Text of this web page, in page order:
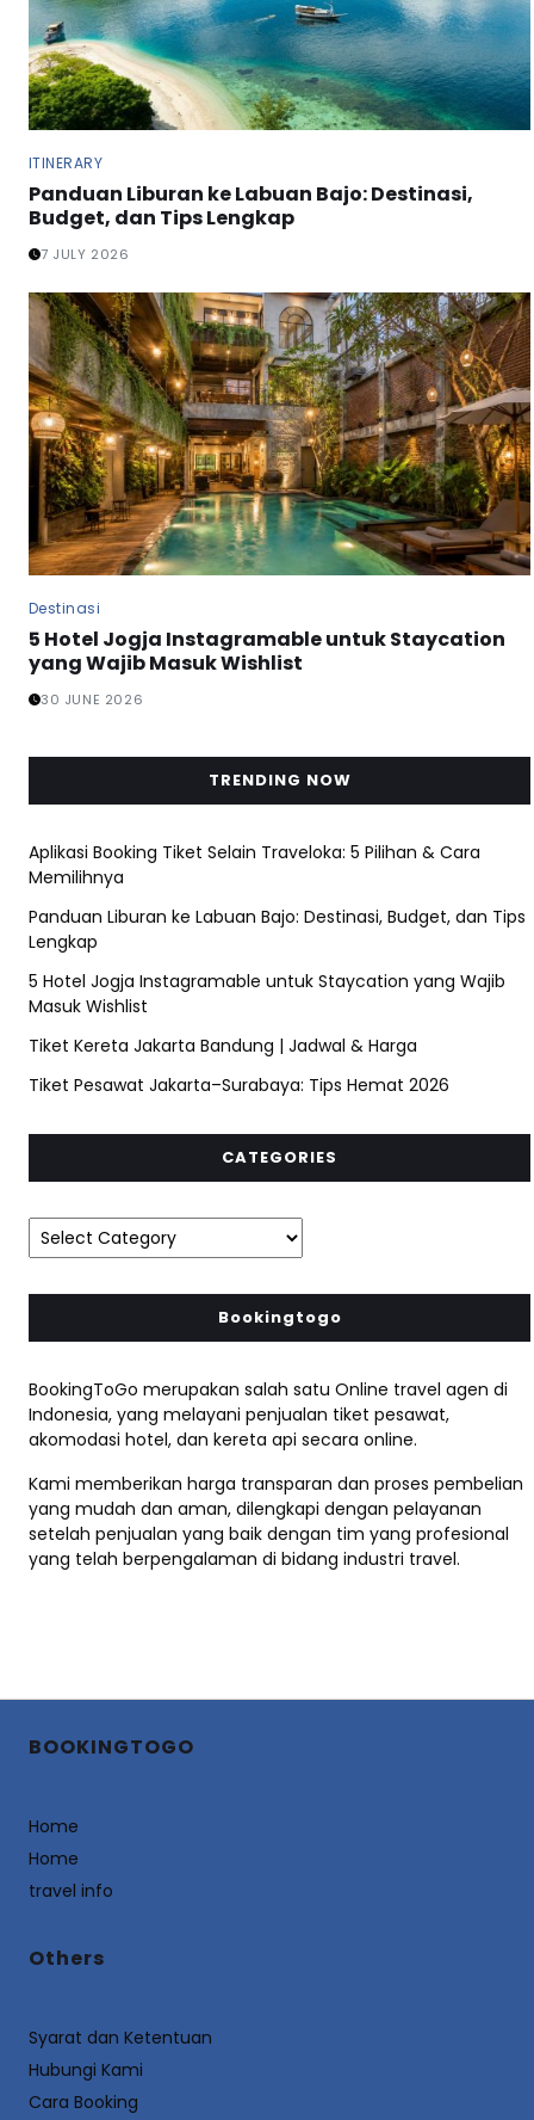
ITINERARY
Panduan Liburan ke Labuan Bajo: Destinasi,
Budget, dan Tips Lengkap
7 JULY 2026
Destinasi
5 Hotel Jogja Instagramable untuk Staycation
yang Wajib Masuk Wishlist
30 JUNE 2026
TRENDING NOW
Aplikasi Booking Tiket Selain Traveloka: 5 Pilihan & Cara
Memilihnya
Panduan Liburan ke Labuan Bajo: Destinasi, Budget, dan Tips
Lengkap
5 Hotel Jogja Instagramable untuk Staycation yang Wajib
Masuk Wishlist
Tiket Kereta Jakarta Bandung | Jadwal & Harga
Tiket Pesawat Jakarta–Surabaya: Tips Hemat 2026
CATEGORIES
Bookingtogo
BookingToGo merupakan salah satu Online travel agen di
Indonesia, yang melayani penjualan tiket pesawat,
akomodasi hotel, dan kereta api secara online.
Kami memberikan harga transparan dan proses pembelian
yang mudah dan aman, dilengkapi dengan pelayanan
setelah penjualan yang baik dengan tim yang profesional
yang telah berpengalaman di bidang industri travel.
BOOKINGTOGO
Home
Home
travel info
Others
Syarat dan Ketentuan
Hubungi Kami
Cara Booking